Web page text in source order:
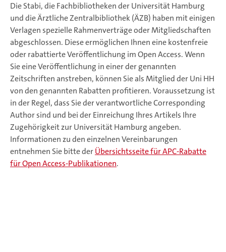
Die Stabi, die Fachbibliotheken der Universität Hamburg
und die Ärztliche Zentralbibliothek (ÄZB) haben mit einigen
Verlagen spezielle Rahmenverträge oder Mitgliedschaften
abgeschlossen. Diese ermöglichen Ihnen eine kostenfreie
oder rabattierte Veröffentlichung im Open Access. Wenn
Sie eine Veröffentlichung in einer der genannten
Zeitschriften anstreben, können Sie als Mitglied der Uni HH
von den genannten Rabatten profitieren. Voraussetzung ist
in der Regel, dass Sie der verantwortliche Corresponding
Author sind und bei der Einreichung Ihres Artikels Ihre
Zugehörigkeit zur Universität Hamburg angeben.
Informationen zu den einzelnen Vereinbarungen
entnehmen Sie bitte derÜbersichtsseite für APC-Rabatte
für Open Access-Publikationen.